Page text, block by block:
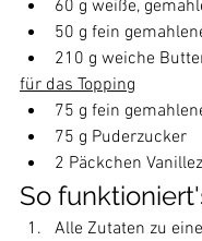
60 g weiße,
50 g fein
210 g weiche
für das Topping
75 g fein
75 g Puderzucker
2 Päckchen
So
Alle Zutaten zu